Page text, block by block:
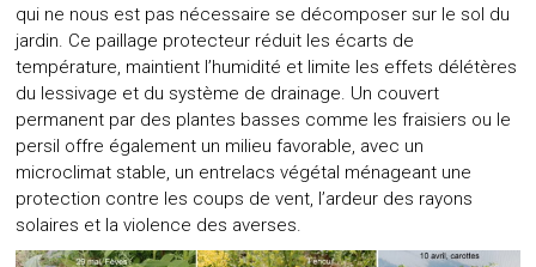
qui ne nous est pas nécessaire se décomposer sur le sol du
jardin. Ce paillage protecteur réduit les écarts de
température, maintient l’humidité et limite les effets délétères
du lessivage et du système de drainage. Un couvert
permanent par des plantes basses comme les fraisiers ou le
persil offre également un milieu favorable, avec un
microclimat stable, un entrelacs végétal ménageant une
protection contre les coups de vent, l’ardeur des rayons
solaires et la violence des averses.